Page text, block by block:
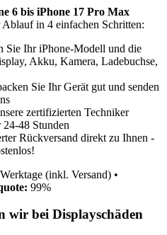
6 bis iPhone 17 Pro Max
in 4 einfachen Schritten:
Sie Ihr iPhone-Modell und die
Akku, Kamera, Ladebuchse,
Sie Ihr Gerät gut und senden
zertifizierten Techniker
48 Stunden
Rückversand direkt zu Ihnen -
(inkl. Versand) •
99%
wir bei Displayschäden